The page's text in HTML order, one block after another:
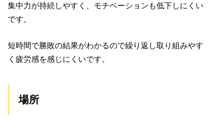
集中力が持続しやすく、モチベーションも低下しにくい
です。
短時間で勝敗の結果がわかるので繰り返し取り組みやす
く疲労感を感じにくいです。
場所